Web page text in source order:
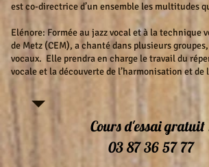
est co-directrice d’un ensemble les multitudes
Elénore: Formée au jazz vocal et à la technique
de Metz (CEM), a chanté dans plusieurs
vocaux. Elle prendra en charge le travail du
vocale et la découverte de l’harmonisation et de
Cours d'essai gratuit
03 87 36 57 77